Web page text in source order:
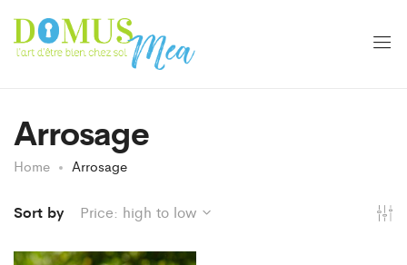
Arrosage
Home Arrosage
Sort by Price: high to low